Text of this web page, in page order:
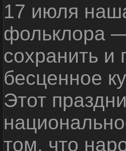
17 июля
фольклора
сохранить и
бесценное
Этот
том, что